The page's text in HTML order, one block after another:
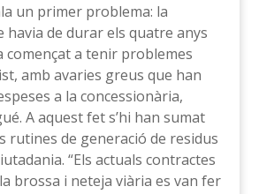
un primer problema: la
havia de durar els quatre anys
començat a tenir problemes
amb avaries greus que han
a la concessionària,
A aquest fet s’hi han sumat
rutines de generació de residus
“Els actuals contractes
brossa i neteja viària es van fer